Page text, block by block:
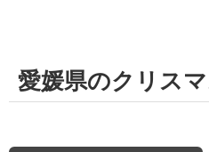
愛媛県のクリス